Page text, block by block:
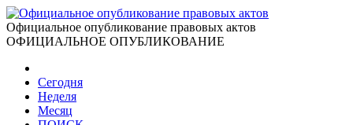
Официальное опубликование правовых актов
ОФИЦИАЛЬНОЕ ОПУБЛИКОВАНИЕ
Сегодня
Неделя
Месяц